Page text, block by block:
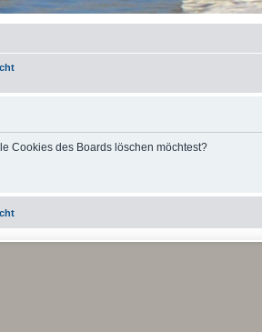
Cookies des Boards löschen möchtest?